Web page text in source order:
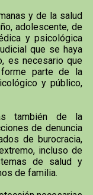
y de la salud
adolescente, de
y psicológica
que se haya
es necesario que
parte de la
y público,
también de la
de denuncia
de burocracia,
incluso de
de salud y
de familia.